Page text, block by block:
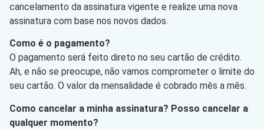
cancelamento da assinatura vigente e realize uma nova
assinatura com base nos novos dados.
Como é o pagamento?
O pagamento será feito direto no seu cartão de crédito.
Ah, e não se preocupe, não vamos comprometer o limite do
seu cartão. O valor da mensalidade é cobrado mês a mês.
Como cancelar a minha assinatura? Posso cancelar a
qualquer momento?